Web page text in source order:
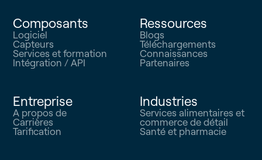
Composants
Logiciel
Capteurs
Services et formation
Intégration / API
Ressources
Blogs
Téléchargements
Connaissances
Partenaires
Entreprise
A propos de
Carrières
Tarification
Industries
Services alimentaires et
commerce de détail
Santé et pharmacie